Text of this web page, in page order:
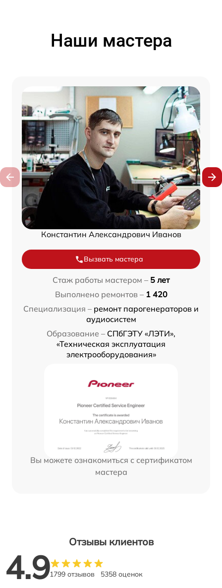
Наши мастера
Константин Александрович Иванов
Вызвать мастера
Стаж работы мастером – 5 лет
Выполнено ремонтов – 1 420
Специализация – ремонт парогенераторов и
аудиосистем
Образование – СПбГЭТУ «ЛЭТИ»,
«Техническая эксплуатация
электрооборудования»
Вы можете ознакомиться с сертификатом
мастера
Отзывы клиентов
4.91799 отзывов 5358 оценок